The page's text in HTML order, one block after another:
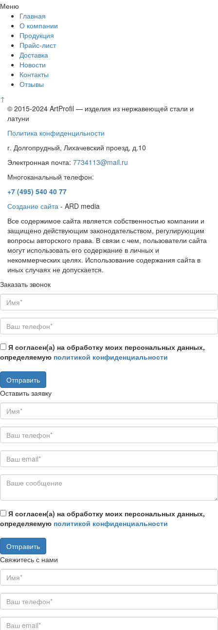
Меню
Главная
О компании
Продукция
Прайс-лист
Доставка
Новости
Контакты
Отзывы
↑
© 2015-2024 ArtProfil — изделия из нержавеющей стали и
латуни
Политика конфиденцильности
г. Долгопрудный, Лихачевский проезд, д.10
Электронная почта: 7734113@mail.ru
Многоканальный телефон:
+7 (495) 540 40 77
Создание сайта - ARD media
Все содержимое сайта является собственностью компании и
защищено действующим законодательством, регулирующим
вопросы авторского права. В связи с чем, пользователи сайта
могут использовать его содержание в личных и
некоммерческих целях. Использование содержания сайта в
иных случаях не допускается.
Заказать звонок
Я согласен(а) на обработку моих персональных данных,
определяемую политикой конфиденциальности
Оставить заявку
Я согласен(а) на обработку моих персональных данных,
определяемую политикой конфиденциальности
Свяжитесь с нами